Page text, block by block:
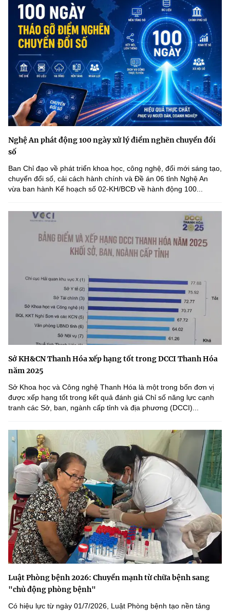
Nghệ An phát động 100 ngày xử lý điểm nghẽn chuyển đổi
số
Ban Chỉ đạo về phát triển khoa học, công nghệ, đổi mới sáng tạo,
chuyển đổi số, cải cách hành chính và Đề án 06 tỉnh Nghệ An
vừa ban hành Kế hoạch số 02-KH/BCĐ về hành động 100...
Sở KH&CN Thanh Hóa xếp hạng tốt trong DCCI Thanh Hóa
năm 2025
Sở Khoa học và Công nghệ Thanh Hóa là một trong bốn đơn vị
được xếp hạng tốt trong kết quả đánh giá Chỉ số năng lực cạnh
tranh các Sở, ban, ngành cấp tỉnh và địa phương (DCCI)...
Luật Phòng bệnh 2026: Chuyển mạnh từ chữa bệnh sang
"chủ động phòng bệnh"
Có hiệu lực từ ngày 01/7/2026, Luật Phòng bệnh tạo nền tảng